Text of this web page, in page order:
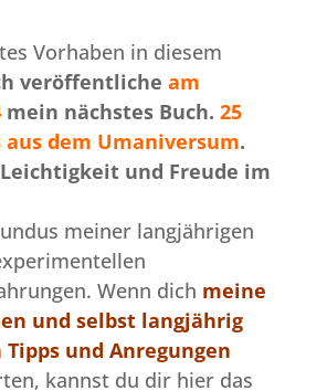
Vorhaben in diesem
veröffentliche am
mein nächstes Buch. 25
aus dem Umaniversum.
und Freude im
meiner langjährigen
Wenn dich meine
und selbst langjährig
und Anregungen
kannst du dir hier das